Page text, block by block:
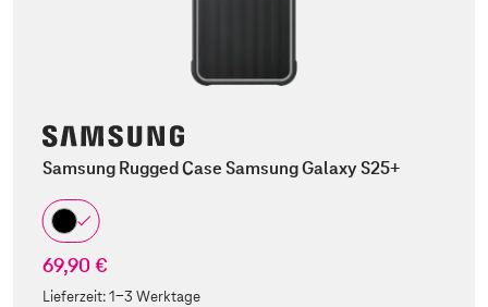
Samsung Rugged Case Samsung Galaxy S25+
69,90 €
Lieferzeit:1-3 Werktage